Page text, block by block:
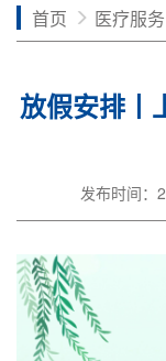
首页 医疗服务
放假安排丨
发布时间：